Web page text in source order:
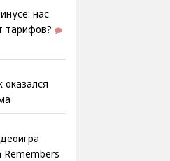
нас
тарифов?
оказался
Remembers